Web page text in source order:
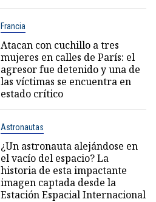
Francia
Atacan con cuchillo a tres
mujeres en calles de París: el
agresor fue detenido y una de
las víctimas se encuentra en
estado crítico
Astronautas
¿Un astronauta alejándose en
el vacío del espacio? La
historia de esta impactante
imagen captada desde la
Estación Espacial Internacional